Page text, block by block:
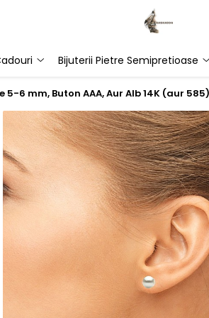
Bijuterii Pietre Semipretioase
6 mm, Buton AAA, Aur Alb 14K (aur